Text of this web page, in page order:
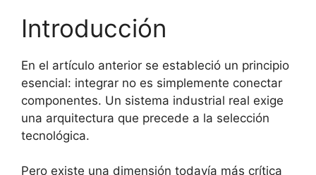
Introducción
En el artículo anterior se estableció un principio
esencial: integrar no es simplemente conectar
componentes. Un sistema industrial real exige
una arquitectura que precede a la selección
tecnológica.
Pero existe una dimensión todavía más crítica